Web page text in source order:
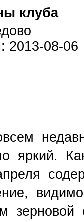
клуба
2013-08-06
яркий.